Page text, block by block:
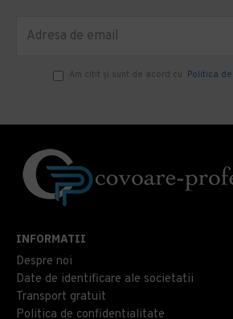
Am citit şi sunt de acord cu Politica
INFORMATII
Despre noi
Date de identificare ale societatii
Transport gratuit
Politica de confidentialitate